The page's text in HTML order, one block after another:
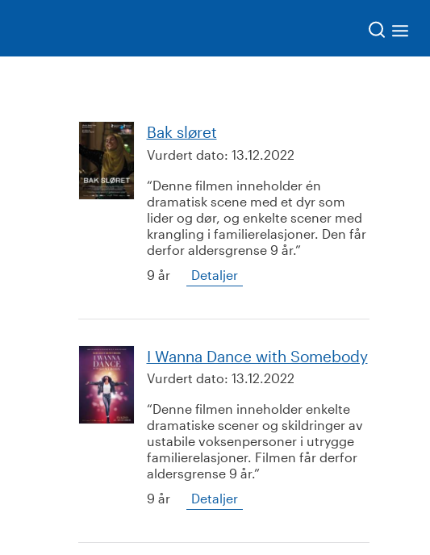
Bak sløret
Vurdert dato: 13.12.2022
Denne filmen inneholder én
dramatisk scene med et dyr som
lider og dør, og enkelte scener med
krangling i familierelasjoner. Den får
derfor aldersgrense 9 år.
9 år
Detaljer
I Wanna Dance with Somebody
Vurdert dato: 13.12.2022
Denne filmen inneholder enkelte
dramatiske scener og skildringer av
ustabile voksenpersoner i utrygge
familierelasjoner. Filmen får derfor
aldersgrense 9 år.
9 år
Detaljer